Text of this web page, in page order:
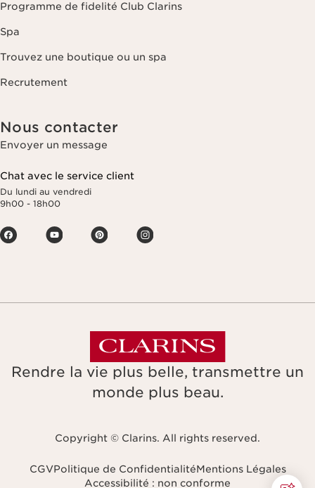
Programme de fidelité Club Clarins
Spa
Trouvez une boutique ou un spa
Recrutement
Nous contacter
Envoyer un message
Chat avec le service client
Du lundi au vendredi
9h00 - 18h00
Rendre la vie plus belle, transmettre un
monde plus beau.
Copyright © Clarins. All rights reserved.
CGVPolitique de ConfidentialitéMentions Légales
Accessibilité : non conforme